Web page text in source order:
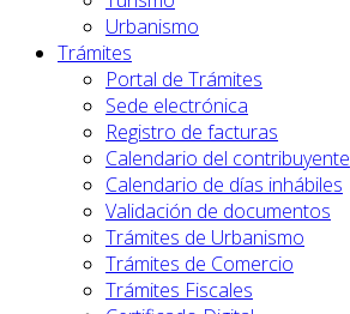
Urbanismo
Trámites
Portal de Trámites
Sede electrónica
Registro de facturas
Calendario del contribuyente
Calendario de días inhábiles
Validación de documentos
Trámites de Urbanismo
Trámites de Comercio
Trámites Fiscales